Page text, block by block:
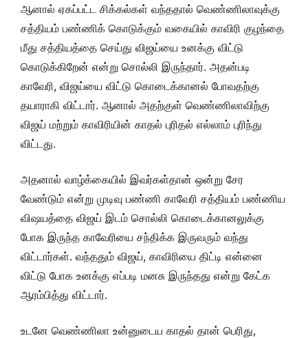
ஆனால் ஏகப்பட்ட சிக்கல்கள் வந்ததால் வெண்ணிலாவுக்கு
சத்தியம் பண்ணிக் கொடுக்கும் வகையில் காவிரி குழந்தை
மீது சத்தியத்தை செய்து விஜய்யை உனக்கு விட்டு
கொடுக்கிறேன் என்று சொல்லி இருந்தார். அதன்படி
காவேரி, விஜய்யை விட்டு கொடைக்கானல் போவதற்கு
தயாராகி விட்டார். ஆனால் அதற்குள் வெண்ணிலாவிற்கு
விஜய் மற்றும் காவிரியின் காதல் புரிதல் எல்லாம் புரிந்து
விட்டது.
அதனால் வாழ்க்கையில் இவர்கள்தான் ஒன்று சேர
வேண்டும் என்று முடிவு பண்ணி காவேரி சத்தியம் பண்ணிய
விஷயத்தை விஜய் இடம் சொல்லி கொடைக்கானலுக்கு
போக இருந்த காவேரியை சந்திக்க இருவரும் வந்து
விட்டார்கள். வந்ததும் விஜய், காவிரியை திட்டி என்னை
விட்டு போக உனக்கு எப்படி மனசு இருந்தது என்று கேட்க
ஆரம்பித்து விட்டார்.
உடனே வெண்ணிலா உன்னுடைய காதல் தான் பெரிது,